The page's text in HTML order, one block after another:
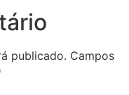
publicado. Campos